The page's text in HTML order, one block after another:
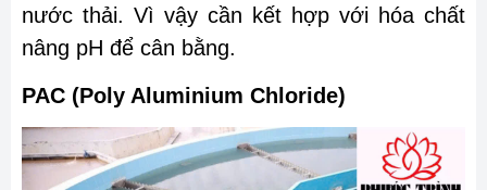
nước thải. Vì vậy cần kết hợp với hóa chất
nâng pH để cân bằng.
PAC (Poly Aluminium Chloride)